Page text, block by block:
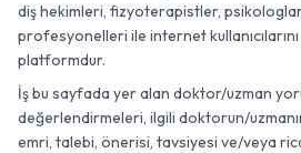
diş hekimleri, fizyoterapistler, psikologlar
profesyonelleri ile internet
platformdur.
İş bu sayfada yer alan doktor/uzman
değerlendirmeleri, ilgili doktorun/
emri, talebi, önerisi, tavsiyesi ve/veya